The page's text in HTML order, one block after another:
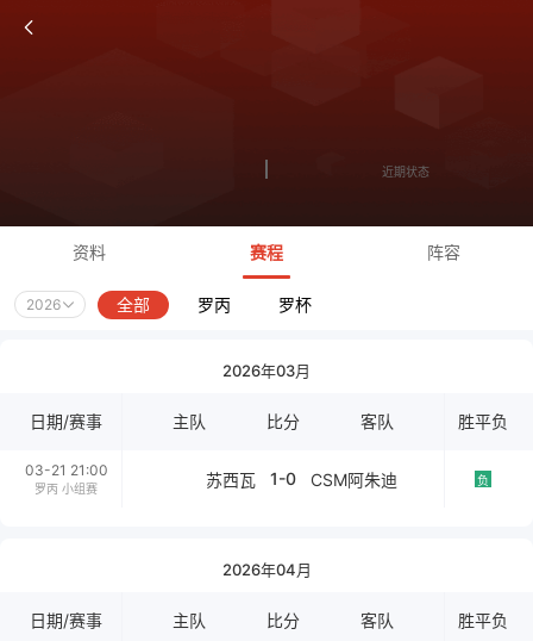
近期状态
资料 赛程 阵容
2026 全部 罗丙 罗杯
2026年03月
日期/赛事 主队 比分 客队 胜平负
03-21 21:00
罗丙 小组赛 苏西瓦 1-0 CSM阿朱迪 负
2026年04月
日期/赛事 主队 比分 客队 胜平负